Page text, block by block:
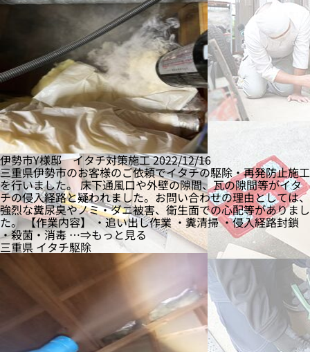
伊勢市Y様邸 イタチ対策施工2022/12/16
三重県伊勢市のお客様のご依頼でイタチの駆除・再発防止施工
を行いました。 床下通風口や外壁の隙間、瓦の隙間等がイタ
チの侵入経路と疑われました。お問い合わせの理由としては、
強烈な糞尿臭やノミ・ダニ被害、衛生面での心配等がありまし
た。 【作業内容】 ・追い出し作業 ・糞清掃 ・侵入経路封鎖
・殺菌・消毒 …⇒もっと見る
三重県 イタチ駆除